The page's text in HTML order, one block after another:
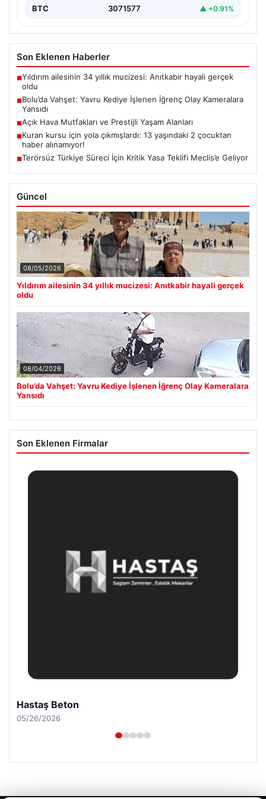
BTC 3071577 ▲ +0.91%
Son Eklenen Haberler
■Yıldırım ailesinin 34 yıllık mucizesi: Anıtkabir hayali gerçek
oldu
■Bolu’da Vahşet: Yavru Kediye İşlenen İğrenç Olay Kameralara
Yansıdı
■Açık Hava Mutfakları ve Prestijli Yaşam Alanları
■Kuran kursu için yola çıkmışlardı: 13 yaşındaki 2 çocuktan
haber alınamıyor!
■Terörsüz Türkiye Süreci İçin Kritik Yasa Teklifi Meclis’e Geliyor
Güncel
08/05/2026
Yıldırım ailesinin 34 yıllık mucizesi: Anıtkabir hayali gerçek
oldu
08/04/2026
Bolu’da Vahşet: Yavru Kediye İşlenen İğrenç Olay Kameralara
Yansıdı
Son Eklenen Firmalar
Prenses Night Club
04/29/2026